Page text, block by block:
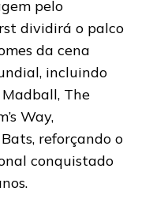
pelo
dividirá o palco
da cena
incluindo
The
Way,
reforçando o
conquistado